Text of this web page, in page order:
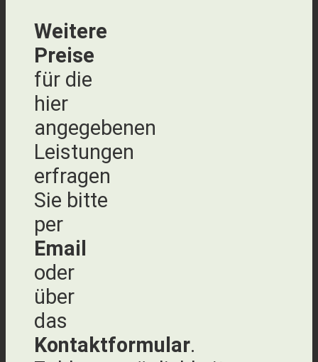
Weitere
Preise
für die
hier
angegebenen
Leistungen
erfragen
Sie bitte
per
Email
oder
über
das
Kontaktformular.